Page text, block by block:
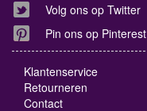
Volg ons op Twitter
Pin ons op Pinterest
Klantenservice
Retourneren
Contact